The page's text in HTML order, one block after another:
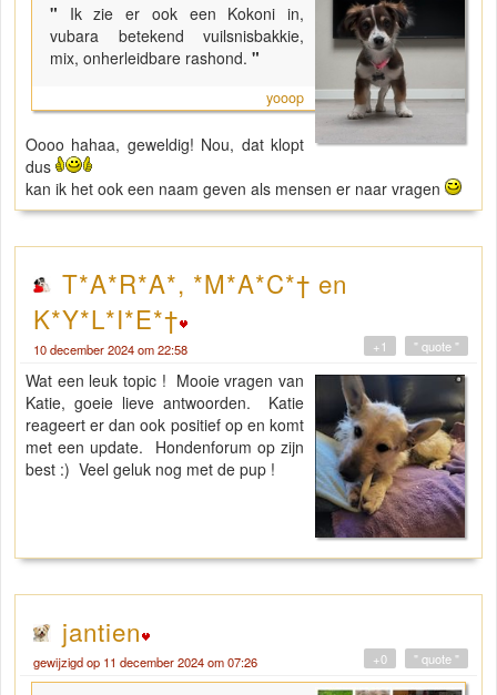
" Ik zie er ook een Kokoni in,
vubara betekend vuilsnisbakkie,
mix, onherleidbare rashond. "
yooop
Oooo hahaa, geweldig! Nou, dat klopt
dus
kan ik het ook een naam geven als mensen er naar vragen
T*A*R*A*, *M*A*C*† en
K*Y*L*I*E*†
10 december 2024 om 22:58 " quote "
+1
Wat een leuk topic ! Mooie vragen van
Katie, goeie lieve antwoorden. Katie
reageert er dan ook positief op en komt
met een update. Hondenforum op zijn
best :) Veel geluk nog met de pup !
jantien
gewijzigd op 11 december 2024 om 07:26 " quote "
+0